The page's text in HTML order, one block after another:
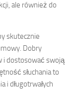
ale również do
skutecznie
Dobry
i dostosować swoją
słuchania to
i długotrwałych